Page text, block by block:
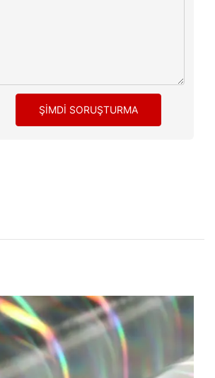
ŞIMDI SORUŞTURMA